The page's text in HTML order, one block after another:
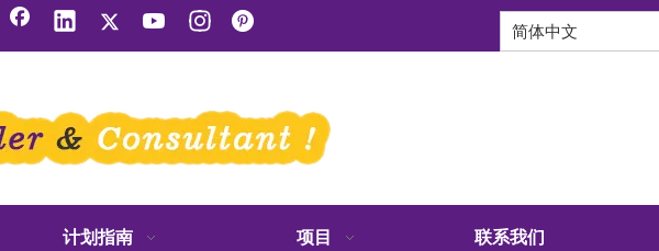
简体中文
计划指南 项目 联系我们